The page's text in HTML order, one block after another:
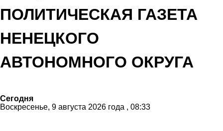
ПОЛИТИЧЕСКАЯ ГАЗЕТА
НЕНЕЦКОГО
АВТОНОМНОГО ОКРУГА
Сегодня
Воскресенье, 9 августа 2026 года , 08:33